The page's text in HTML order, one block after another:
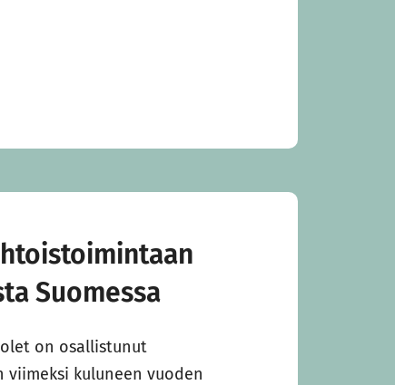
Suomessa
on osallistunut
kuluneen vuoden